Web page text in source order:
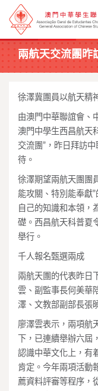
兩航天交流團昨
徐澤冀團員以航天精
由澳門中華聯誼會、
澳門中學生西昌航天
交流團”，昨日拜訪
待。
徐澤期望兩航天團團
能攻關、特別能奉獻
自己的知識和本領，
礎。西昌航天科普夏
舉行。
千人報名甄選兩成
兩航天團的代表昨日
雲、副監事長何美華
澤、文教部副部長張
廖澤雲表示，兩項航
下，已連續舉辦六
認識中華文化上，有
肯定。今年兩項活動
薦資料評審等程序，